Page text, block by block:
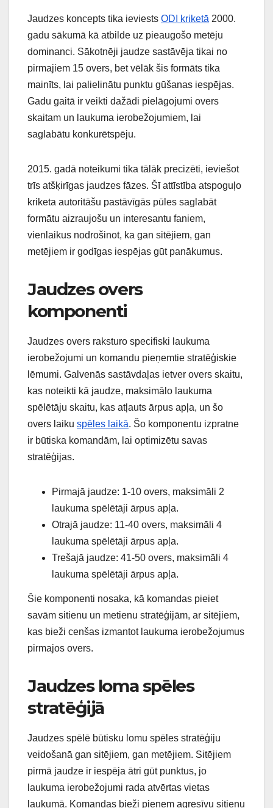
Jaudzes koncepts tika ieviests ODI kriketā 2000.
gadu sākumā kā atbilde uz pieaugošo metēju
dominanci. Sākotnēji jaudze sastāvēja tikai no
pirmajiem 15 overs, bet vēlāk šis formāts tika
mainīts, lai palielinātu punktu gūšanas iespējas.
Gadu gaitā ir veikti dažādi pielāgojumi overs
skaitam un laukuma ierobežojumiem, lai
saglabātu konkurētspēju.
2015. gadā noteikumi tika tālāk precizēti, ieviešot
trīs atšķirīgas jaudzes fāzes. Šī attīstība atspoguļo
kriketa autoritāšu pastāvīgās pūles saglabāt
formātu aizraujošu un interesantu faniem,
vienlaikus nodrošinot, ka gan sitējiem, gan
metējiem ir godīgas iespējas gūt panākumus.
Jaudzes overs
komponenti
Jaudzes overs raksturo specifiski laukuma
ierobežojumi un komandu pieņemtie stratēģiskie
lēmumi. Galvenās sastāvdaļas ietver overs skaitu,
kas noteikti kā jaudze, maksimālo laukuma
spēlētāju skaitu, kas atļauts ārpus apļa, un šo
overs laiku spēles laikā. Šo komponentu izpratne
ir būtiska komandām, lai optimizētu savas
stratēģijas.
Pirmajā jaudze: 1-10 overs, maksimāli 2
laukuma spēlētāji ārpus apļa.
Otrajā jaudze: 11-40 overs, maksimāli 4
laukuma spēlētāji ārpus apļa.
Trešajā jaudze: 41-50 overs, maksimāli 4
laukuma spēlētāji ārpus apļa.
Šie komponenti nosaka, kā komandas pieiet
savām sitienu un metienu stratēģijām, ar sitējiem,
kas bieži cenšas izmantot laukuma ierobežojumus
pirmajos overs.
Jaudzes loma spēles
stratēģijā
Jaudzes spēlē būtisku lomu spēles stratēģiju
veidošanā gan sitējiem, gan metējiem. Sitējiem
pirmā jaudze ir iespēja ātri gūt punktus, jo
laukuma ierobežojumi rada atvērtas vietas
laukumā. Komandas bieži pieņem agresīvu sitienu